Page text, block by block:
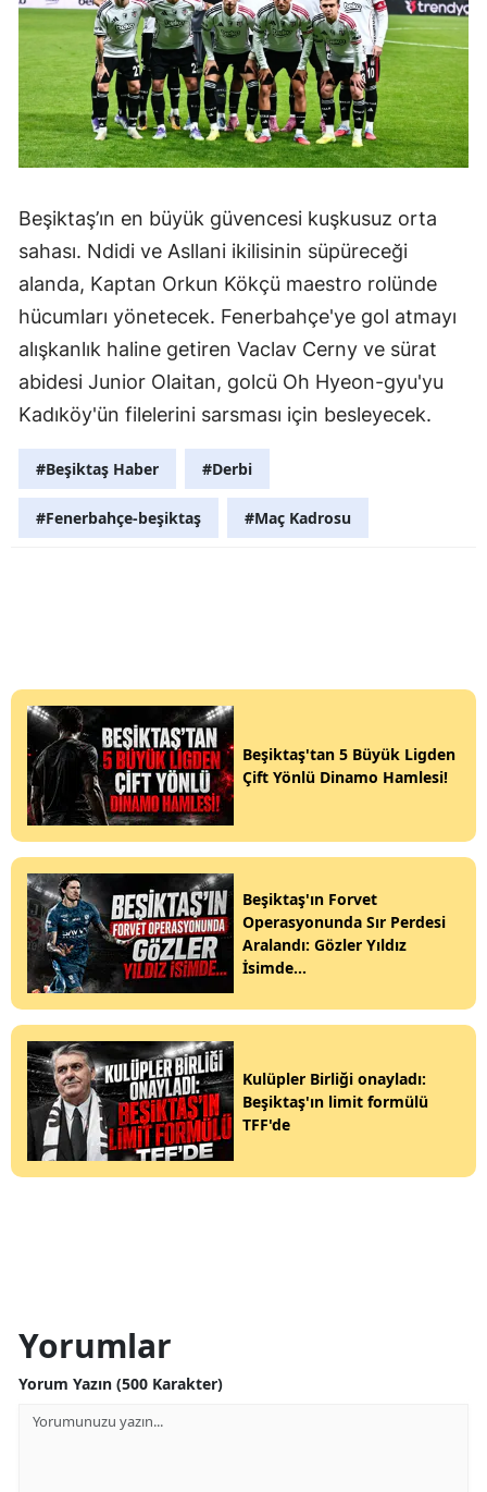
Beşiktaş’ın en büyük güvencesi kuşkusuz orta
sahası. Ndidi ve Asllani ikilisinin süpüreceği
alanda, Kaptan Orkun Kökçü maestro rolünde
hücumları yönetecek. Fenerbahçe'ye gol atmayı
alışkanlık haline getiren Vaclav Cerny ve sürat
abidesi Junior Olaitan, golcü Oh Hyeon-gyu'yu
Kadıköy'ün filelerini sarsması için besleyecek.
#Beşiktaş Haber #Derbi
#Fenerbahçe-beşiktaş #Maç Kadrosu
Beşiktaş'tan 5 Büyük Ligden
Çift Yönlü Dinamo Hamlesi!
Beşiktaş'ın Forvet
Operasyonunda Sır Perdesi
Aralandı: Gözler Yıldız
İsimde...
Kulüpler Birliği onayladı:
Beşiktaş'ın limit formülü
TFF'de
Yorumlar
Yorum Yazın (500 Karakter)